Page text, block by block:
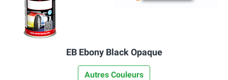
EB Ebony Black Opaque
Autres Couleurs